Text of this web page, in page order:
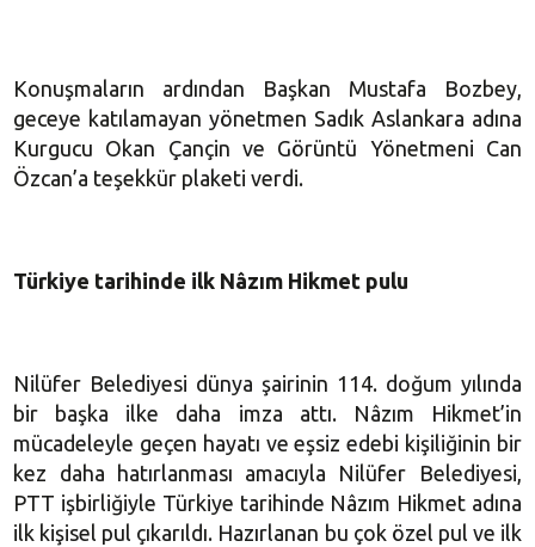
Konuşmaların ardından Başkan Mustafa Bozbey,
geceye katılamayan yönetmen Sadık Aslankara adına
Kurgucu Okan Çançin ve Görüntü Yönetmeni Can
Özcan’a teşekkür plaketi verdi.
Türkiye tarihinde ilk Nâzım Hikmet pulu
Nilüfer Belediyesi dünya şairinin 114. doğum yılında
bir başka ilke daha imza attı. Nâzım Hikmet’in
mücadeleyle geçen hayatı ve eşsiz edebi kişiliğinin bir
kez daha hatırlanması amacıyla Nilüfer Belediyesi,
PTT işbirliğiyle Türkiye tarihinde Nâzım Hikmet adına
ilk kişisel pul çıkarıldı. Hazırlanan bu çok özel pul ve ilk